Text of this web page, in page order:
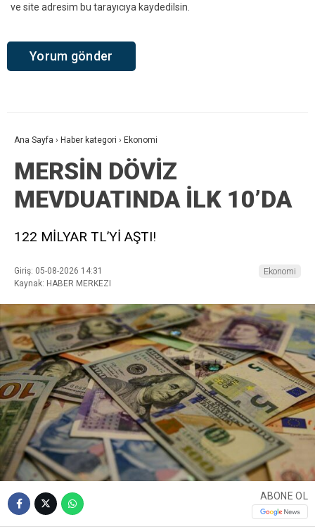
ve site adresim bu tarayıcıya kaydedilsin.
Ana Sayfa › Haber kategori › Ekonomi
MERSİN DÖVİZ
MEVDUATINDA İLK 10’DA
122 MİLYAR TL’Yİ AŞTI!
Giriş: 05-08-2026 14:31
Kaynak: HABER MERKEZI
Ekonomi
ABONE OL